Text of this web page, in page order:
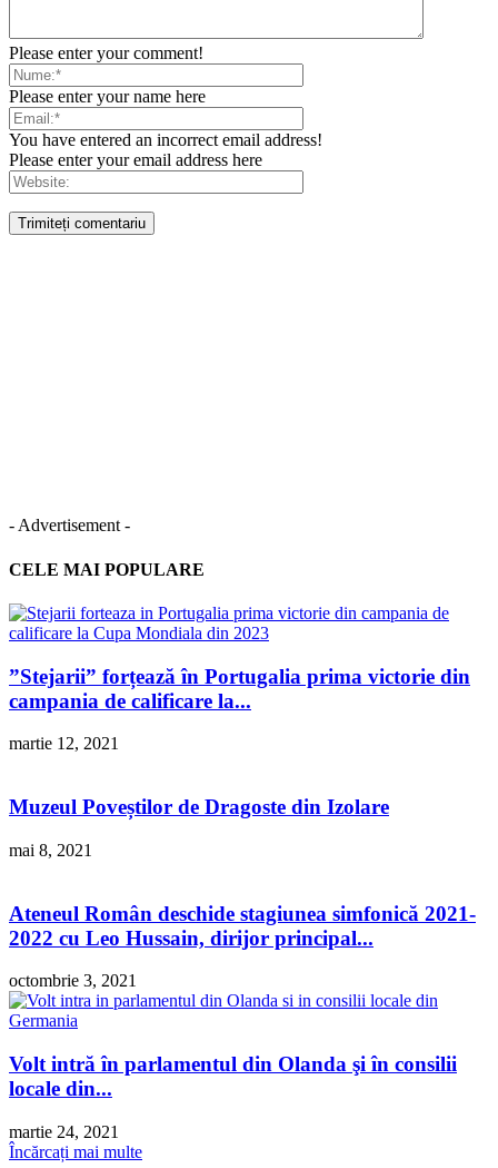
Please enter your comment!
Please enter your name here
You have entered an incorrect email address!
Please enter your email address here
- Advertisement -
CELE MAI POPULARE
”Stejarii” forțează în Portugalia prima victorie din
campania de calificare la...
martie 12, 2021
Muzeul Poveștilor de Dragoste din Izolare
mai 8, 2021
Ateneul Român deschide stagiunea simfonică 2021-
2022 cu Leo Hussain, dirijor principal...
octombrie 3, 2021
Volt intră în parlamentul din Olanda şi în consilii
locale din...
martie 24, 2021
Încărcați mai multe